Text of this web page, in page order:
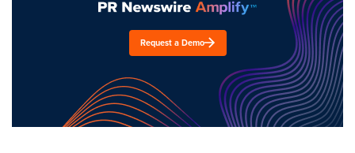
Request a Demo